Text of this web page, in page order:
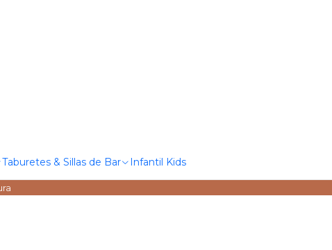
Taburetes & Sillas de Bar Infantil Kids